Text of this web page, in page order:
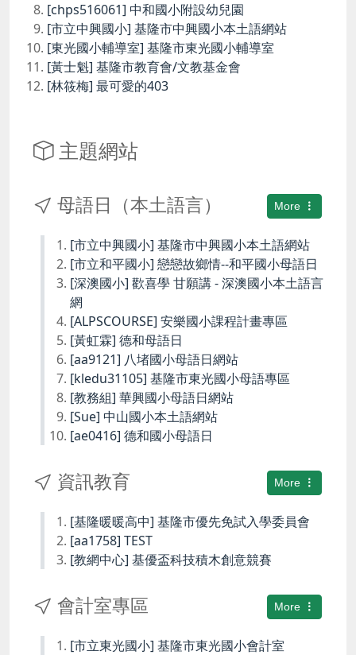
[chps516061] 中和國小附設幼兒園
[市立中興國小] 基隆市中興國小本土語網站
[東光國小輔導室] 基隆市東光國小輔導室
[黃士魁] 基隆市教育會/文教基金會
[林筱梅] 最可愛的403
主題網站
More
母語日（本土語言）
[市立中興國小] 基隆市中興國小本土語網站
[市立和平國小] 戀戀故鄉情--和平國小母語日
[深澳國小] 歡喜學 甘願講 - 深澳國小本土語言
網
[ALPSCOURSE] 安樂國小課程計畫專區
[黃虹霖] 德和母語日
[aa9121] 八堵國小母語日網站
[kledu31105] 基隆市東光國小母語專區
[教務組] 華興國小母語日網站
[Sue] 中山國小本土語網站
[ae0416] 德和國小母語日
More
資訊教育
[基隆暖暖高中] 基隆市優先免試入學委員會
[aa1758] TEST
[教網中心] 基優盃科技積木創意競賽
More
會計室專區
[市立東光國小] 基隆市東光國小會計室